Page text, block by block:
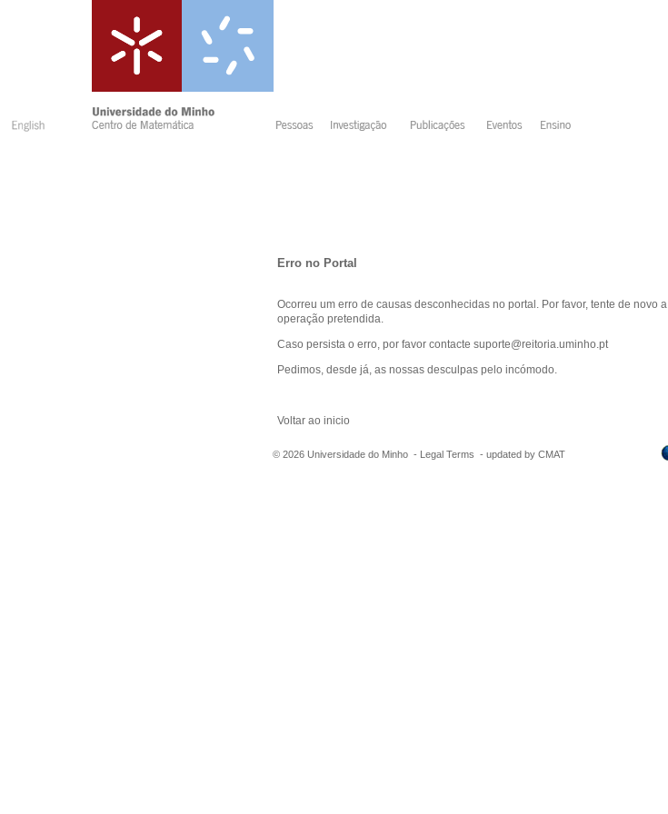
Erro no Portal
Ocorreu um erro de causas desconhecidas no portal. Por favor, tente de novo a
operação pretendida.
Caso persista o erro, por favor contacte suporte@reitoria.uminho.pt
Pedimos, desde já, as nossas desculpas pelo incómodo.
Voltar ao inicio
© 2026 Universidade do Minho - Legal Terms - updated by CMAT